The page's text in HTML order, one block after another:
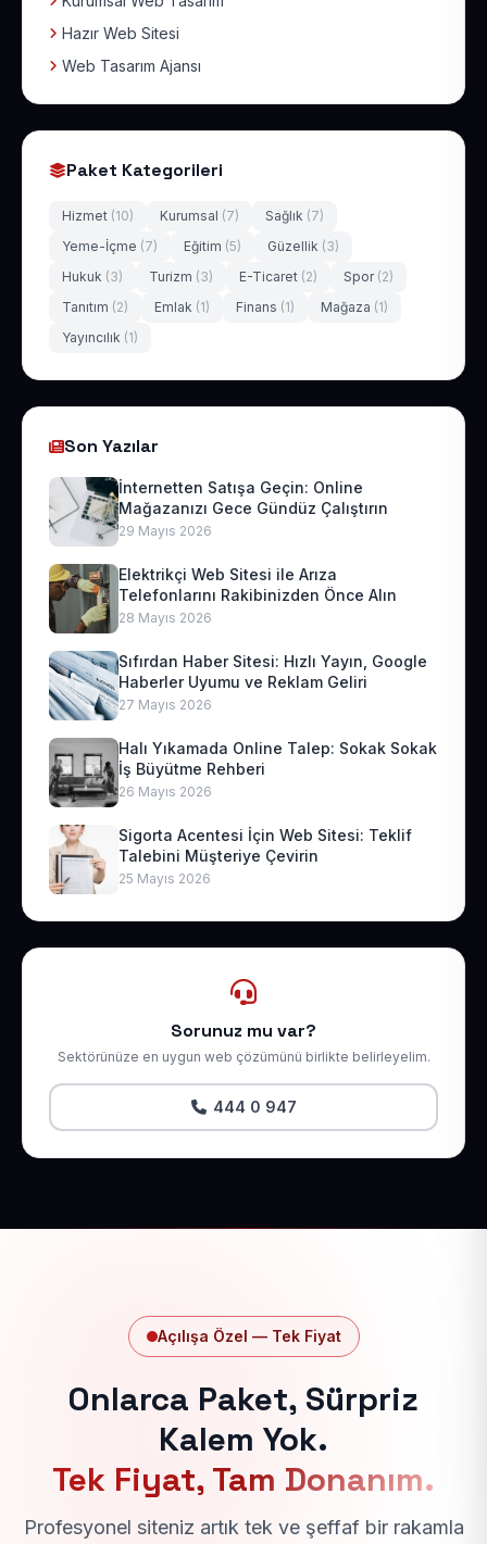
Hazır Web Sitesi
Web Tasarım Ajansı
Paket Kategorileri
Hizmet (10) Kurumsal (7) Sağlık (7)
Yeme-İçme (7) Eğitim (5) Güzellik (3)
Hukuk (3) Turizm (3) E-Ticaret (2) Spor (2)
Tanıtım (2) Emlak (1) Finans (1) Mağaza (1)
Yayıncılık (1)
Son Yazılar
İnternetten Satışa Geçin: Online
Mağazanızı Gece Gündüz Çalıştırın
29 Mayıs 2026
Elektrikçi Web Sitesi ile Arıza
Telefonlarını Rakibinizden Önce Alın
28 Mayıs 2026
Sıfırdan Haber Sitesi: Hızlı Yayın, Google
Haberler Uyumu ve Reklam Geliri
27 Mayıs 2026
Halı Yıkamada Online Talep: Sokak Sokak
İş Büyütme Rehberi
26 Mayıs 2026
Sigorta Acentesi İçin Web Sitesi: Teklif
Talebini Müşteriye Çevirin
25 Mayıs 2026
Sorunuz mu var?
Sektörünüze en uygun web çözümünü birlikte belirleyelim.
444 0 947
Açılışa Özel — Tek Fiyat
Onlarca Paket, Sürpriz
Kalem Yok.
Tek Fiyat, Tam Donanım.
Profesyonel siteniz artık tek ve şeffaf bir rakamla